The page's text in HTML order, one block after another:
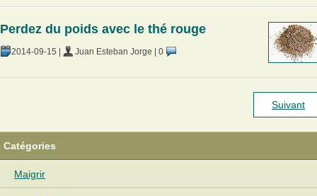
Perdez du poids avec le thé rouge
2014-09-15 Juan Esteban Jorge 0
Suivant
Catégories
Maigrir